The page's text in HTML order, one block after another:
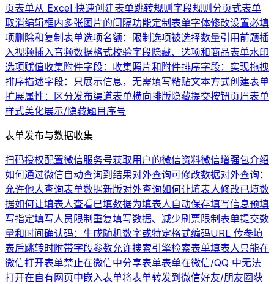
页表单从 Excel 快速创建表单跳转规则字段规则分页式表单
取消编辑框内多张图片的间隔功能定制表单字体修改设置必填
项删除和复制表单选项名额：限制选项被选择数量引用前题插
入视频插入音频数据格式校验字段隐藏、选项和商品表单水印
选项赋值收集附件字段：收集照片和附件排序字段：实现拖拽
排序描述字段：只展示信息，无需填写粘贴文本方式创建表单
扩展属性：区分发布渠道表单横向排版隐藏提交按钮页眉表单
样式美化展示/隐藏题目序号
表单发布与数据收集
扫码授权配置微信服务号获取用户的微信资料微信增强包介绍
如何通过微信自动查询到结果对外查询可修改数据对外查询：
允许他人查询表单数据新版对外查询如何让填表人修改已填数
据如何让填表人查看已填数据为填表人自动保存填写信息预填
写指定填写人员限制重复填写数据、减少刷票限制表单提交数
量和时间确认码：生成随机数字或特定格式编码URL 传参填
表后跳转时附带字段参数允许搜索引擎检索表单填表人只能在
微信打开表单禁止在微信中分享表单表单在微信/QQ 中无法
打开在自有网页中嵌入表单将表单转发到微信好友/朋友圈获